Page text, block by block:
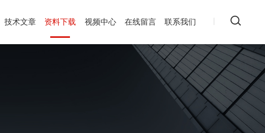
技术文章 资料下载 视频中心 在线留言 联系我们